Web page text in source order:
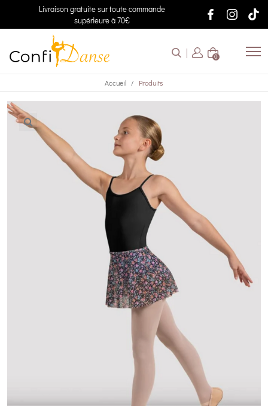
Livraison gratuite sur toute commande
supérieure à 70€
0
Accueil Produits